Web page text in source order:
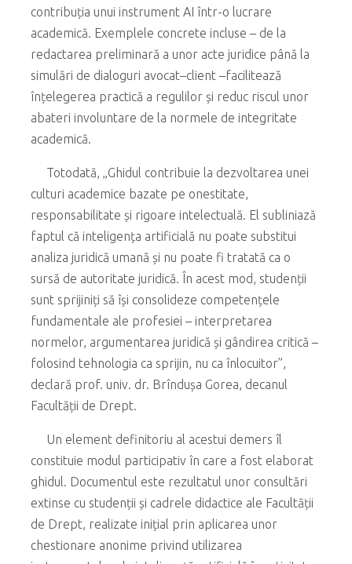
contribuția unui instrument AI într-o lucrare
academică. Exemplele concrete incluse – de la
redactarea preliminară a unor acte juridice până la
simulări de dialoguri avocat–client –facilitează
înțelegerea practică a regulilor și reduc riscul unor
abateri involuntare de la normele de integritate
academică.
Totodată, „Ghidul contribuie la dezvoltarea unei
culturi academice bazate pe onestitate,
responsabilitate și rigoare intelectuală. El subliniază
faptul că inteligența artificială nu poate substitui
analiza juridică umană și nu poate fi tratată ca o
sursă de autoritate juridică. În acest mod, studenții
sunt sprijiniți să își consolideze competențele
fundamentale ale profesiei – interpretarea
normelor, argumentarea juridică și gândirea critică –
folosind tehnologia ca sprijin, nu ca înlocuitor”,
declară prof. univ. dr. Brîndușa Gorea, decanul
Facultății de Drept.
Un element definitoriu al acestui demers îl
constituie modul participativ în care a fost elaborat
ghidul. Documentul este rezultatul unor consultări
extinse cu studenții și cadrele didactice ale Facultății
de Drept, realizate inițial prin aplicarea unor
chestionare anonime privind utilizarea